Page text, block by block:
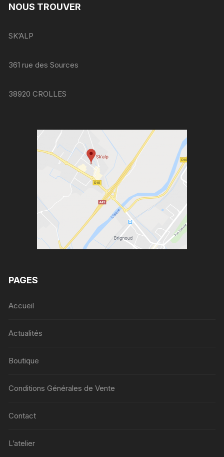
NOUS TROUVER
SK’ALP
361 rue des Sources
38920 CROLLES
PAGES
Accueil
Actualités
Boutique
Conditions Générales de Vente
Contact
L’atelier